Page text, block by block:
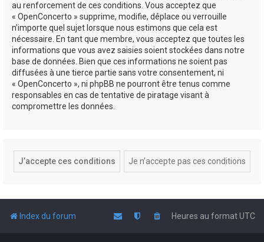
au renforcement de ces conditions. Vous acceptez que
« OpenConcerto » supprime, modifie, déplace ou verrouille
n’importe quel sujet lorsque nous estimons que cela est
nécessaire. En tant que membre, vous acceptez que toutes les
informations que vous avez saisies soient stockées dans notre
base de données. Bien que ces informations ne soient pas
diffusées à une tierce partie sans votre consentement, ni
« OpenConcerto », ni phpBB ne pourront être tenus comme
responsables en cas de tentative de piratage visant à
compromettre les données.
Index du forum Heures au formatUTC